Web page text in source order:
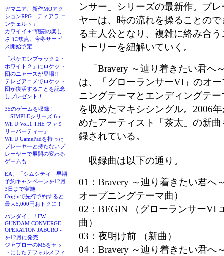
ガマニア、新作MOアク
ションRPG「ティアラ コ
ンチェルト」
カワイイ＋“戦闘の楽し
さ”に焦点。今冬サービ
ス開始予定
「ポケモンブラック２・
ホワイト２」にロケット
団のニャースが登場!!
テレビアニメでロケット
団が復活することを記念
しプレゼント！
35のゲームを収録！
「SIMPLEシリーズ for
Wii U Vol.1 THE ファミ
リーパーティー」
Wii U GamePadを持った
プレーヤーと持たないプ
レーヤーで展開の変わる
ゲームも
EA、「シムシティ」早期
予約キャンペーンを12月
3日まで実施
Originで先行予約すると
最大5,000円おトクに！
バンダイ、「FW
GUNDAM CONVERGE -
OPERATION JABURO -」
を12月に発売
ジャブローのMSをセッ
トにしたデフォルメフィ
ンサー」シリーズの最新作。プレ
ヤーは、時の流れを操ることので
る主人公となり、複雑に絡み合う
トーリーを紐解いていく。
「Bravery ～辿り着きたい君へ
は、「グローランサーVI」のオー
ニングテーマとエンディングテー
を収めたマキシシングル。2006
めたアーティスト「茶太」の新
録されている。
収録曲は以下の通り。
01：Bravery ～辿り着きたい君へ
オープニングテーマ曲）
02：BEGIN （グローランサーVI
曲）
03：夜明け前 （新曲）
04：Bravery ～辿り着きたい君へ